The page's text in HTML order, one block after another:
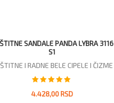
SANDALE PANDA LYBRA 3116
S1
I RADNE BELE CIPELE I ČIZME
4.428,00 RSD